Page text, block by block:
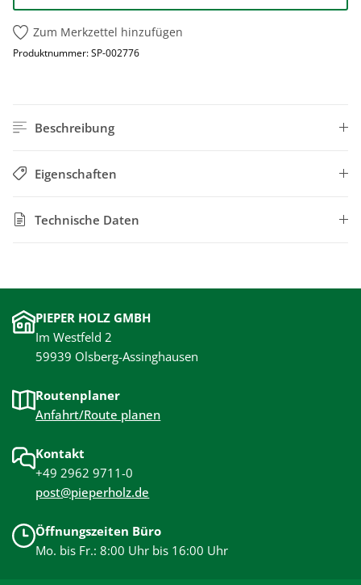
Zum Merkzettel hinzufügen
Produktnummer:SP-002776
Beschreibung
Eigenschaften
Technische Daten
PIEPER HOLZ GMBH
Im Westfeld 2
59939 Olsberg-Assinghausen
Routenplaner
Anfahrt/Route planen
Kontakt
+49 2962 9711-0
post@pieperholz.de
Öffnungszeiten Büro
Mo. bis Fr.: 8:00 Uhr bis 16:00 Uhr